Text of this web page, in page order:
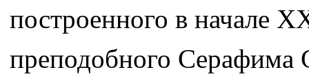
построенного в начале
преподобного Серафима